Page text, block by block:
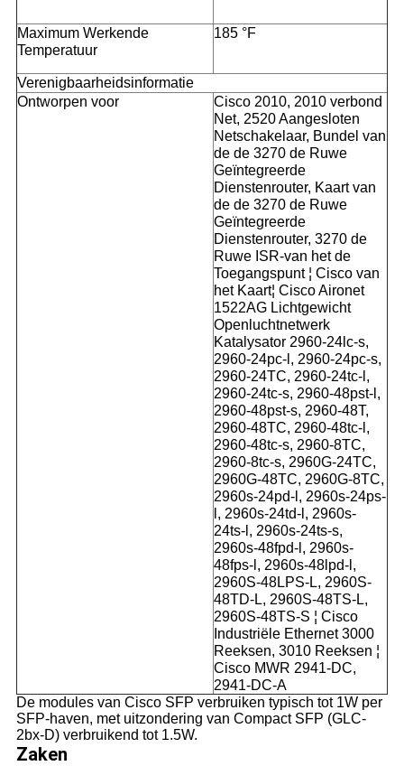
Maximum Werkende
Temperatuur
185 °F
Verenigbaarheidsinformatie
Ontworpen voor
Cisco 2010, 2010 verbond
Net, 2520 Aangesloten
Netschakelaar, Bundel van
de de 3270 de Ruwe
Geïntegreerde
Dienstenrouter, Kaart van
de de 3270 de Ruwe
Geïntegreerde
Dienstenrouter, 3270 de
Ruwe ISR-van het de
Toegangspunt ¦ Cisco van
het Kaart¦ Cisco Aironet
1522AG Lichtgewicht
Openluchtnetwerk
Katalysator 2960-24lc-s,
2960-24pc-l, 2960-24pc-s,
2960-24TC, 2960-24tc-l,
2960-24tc-s, 2960-48pst-l,
2960-48pst-s, 2960-48T,
2960-48TC, 2960-48tc-l,
2960-48tc-s, 2960-8TC,
2960-8tc-s, 2960G-24TC,
2960G-48TC, 2960G-8TC,
2960s-24pd-l, 2960s-24ps-
l, 2960s-24td-l, 2960s-
24ts-l, 2960s-24ts-s,
2960s-48fpd-l, 2960s-
48fps-l, 2960s-48lpd-l,
2960S-48LPS-L, 2960S-
48TD-L, 2960S-48TS-L,
2960S-48TS-S ¦ Cisco
Industriële Ethernet 3000
Reeksen, 3010 Reeksen ¦
Cisco MWR 2941-DC,
2941-DC-A
De modules van Cisco SFP verbruiken typisch tot 1W per
SFP-haven, met uitzondering van Compact SFP (GLC-
2bx-D) verbruikend tot 1.5W.
Zaken